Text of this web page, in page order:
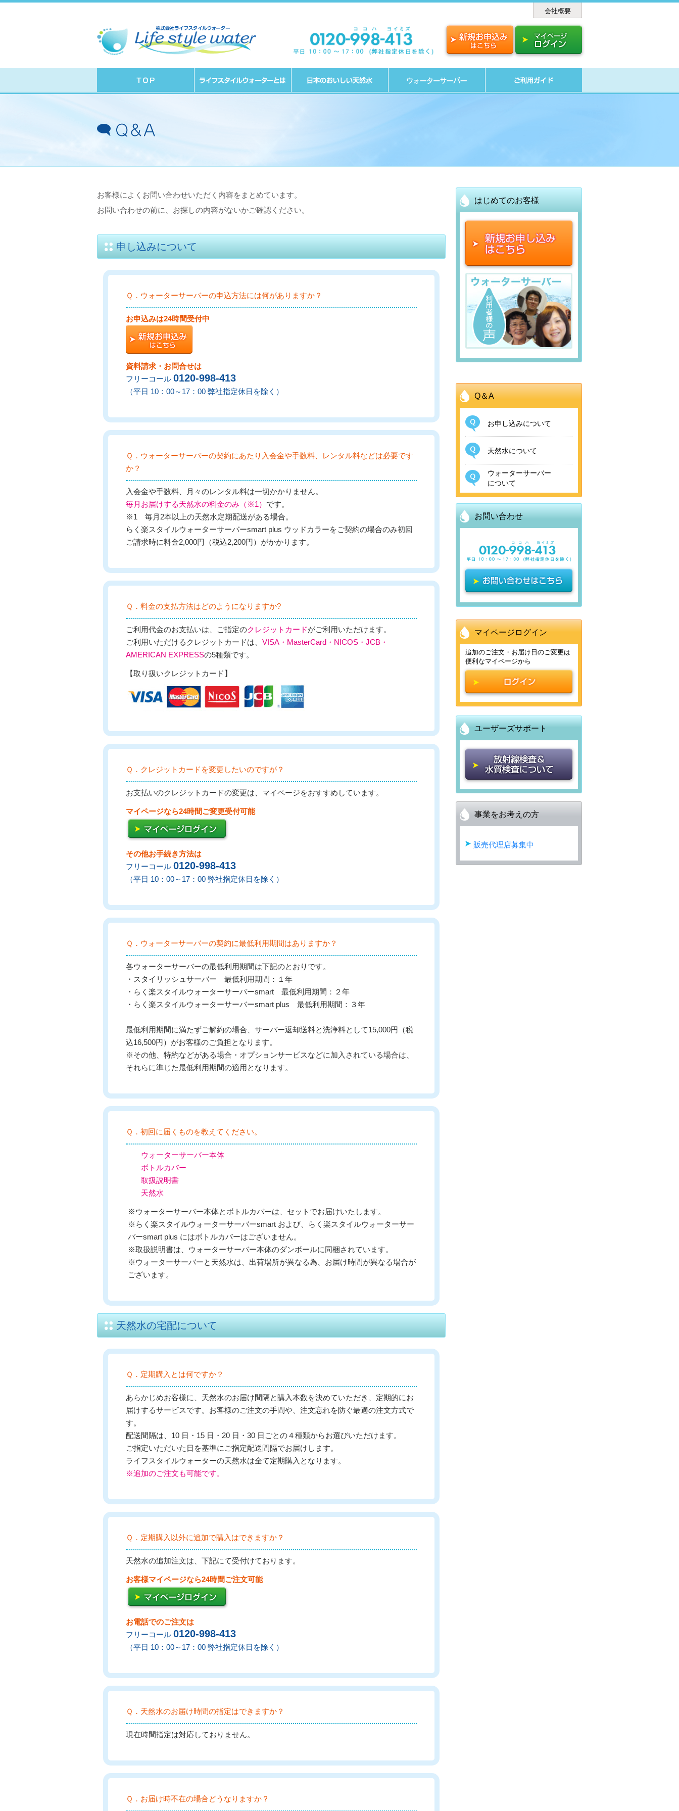
会社概要
お客様によくお問い合わせいただく内容をまとめています。
お問い合わせの前に、お探しの内容がないかご確認ください。
申し込みについて
Ｑ．ウォーターサーバーの申込方法には何がありますか？
お申込みは24時間受付中
資料請求・お問合せは
フリーコール 0120-998-413
（平日 10：00～17：00 弊社指定休日を除く）
Ｑ．ウォーターサーバーの契約にあたり入会金や手数料、レンタル料などは必要です
か？
入会金や手数料、月々のレンタル料は一切かかりません。
毎月お届けする天然水の料金のみ（※1） です。
※1 毎月2本以上の天然水定期配送がある場合。
らく楽スタイルウォーターサーバーsmart plus ウッドカラーをご契約の場合のみ初回
ご請求時に料金2,000円（税込2,200円）がかかります。
Ｑ．料金の支払方法はどのようになりますか?
ご利用代金のお支払いは、ご指定のクレジットカードがご利用いただけます。
ご利用いただけるクレジットカードは、 VISA・MasterCard・NICOS・JCB・
AMERICAN EXPRESSの5種類です。
【取り扱いクレジットカード】
Ｑ．クレジットカードを変更したいのですが？
お支払いのクレジットカードの変更は、マイページをおすすめしています。
マイページなら24時間ご変更受付可能
その他お手続き方法は
フリーコール 0120-998-413
（平日 10：00～17：00 弊社指定休日を除く）
Ｑ．ウォーターサーバーの契約に最低利用期間はありますか？
各ウォーターサーバーの最低利用期間は下記のとおりです。
・スタイリッシュサーバー 最低利用期間：１年
・らく楽スタイルウォーターサーバーsmart 最低利用期間：２年
・らく楽スタイルウォーターサーバーsmart plus 最低利用期間：３年
最低利用期間に満たずご解約の場合、サーバー返却送料と洗浄料として15,000円（税
込16,500円）がお客様のご負担となります。
※その他、特約などがある場合・オプションサービスなどに加入されている場合は、
それらに準じた最低利用期間の適用となります。
Ｑ．初回に届くものを教えてください。
ウォーターサーバー本体
ボトルカバー
取扱説明書
天然水
※ウォーターサーバー本体とボトルカバーは、セットでお届けいたします。
※らく楽スタイルウォーターサーバーsmart および、らく楽スタイルウォーターサー
バーsmart plus にはボトルカバーはございません。
※取扱説明書は、ウォーターサーバー本体のダンボールに同梱されています。
※ウォーターサーバーと天然水は、出荷場所が異なる為、お届け時間が異なる場合が
ございます。
天然水の宅配について
Ｑ．定期購入とは何ですか？
あらかじめお客様に、天然水のお届け間隔と購入本数を決めていただき、定期的にお
届けするサービスです。お客様のご注文の手間や、注文忘れを防ぐ最適の注文方式で
す。
配送間隔は、10 日・15 日・20 日・30 日ごとの４種類からお選びいただけます。
ご指定いただいた日を基準にご指定配送間隔でお届けします。
ライフスタイルウォーターの天然水は全て定期購入となります。
※追加のご注文も可能です。
Ｑ．定期購入以外に追加で購入はできますか？
天然水の追加注文は、下記にて受付けております。
お客様マイページなら24時間ご注文可能
お電話でのご注文は
フリーコール 0120-998-413
（平日 10：00～17：00 弊社指定休日を除く）
Ｑ．天然水のお届け時間の指定はできますか？
現在時間指定は対応しておりません。
Ｑ．お届け時不在の場合どうなりますか？
はじめてのお客様
Q＆A
お申し込みについて
天然水について
ウォーターサーバー
について
お問い合わせ
マイページログイン
追加のご注文・お届け日のご変更は
便利なマイページから
ユーザーズサポート
事業をお考えの方
販売代理店募集中